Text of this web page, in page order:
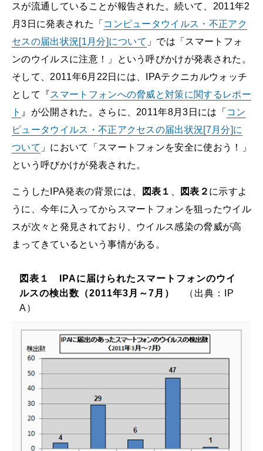
スが流通していることが報告された。続いて、2011年2
月3日に発表された「 コンピュータウイルス・不正アク
セスの届出状況[1月分]について 」では「スマートフォ
ンのウイルスに注意！」という呼びかけが発表された。
そして、2011年6月22日には、IPAテクニカルウォッチ
として『スマートフォンへの脅威と対策に関するレポー
ト 』が公開された。さらに、2011年8月3日には「 コン
ピュータウイルス・不正アクセスの届出状況[7月分]に
ついて 」において「スマートフォンを安全に使おう！」
という呼びかけが発表された。
こうしたIPA発表の背景には、 図表１ 図表２ に示すよ
うに、今年に入ってからスマートフォンを狙ったウイル
スが次々と発見されており、ウイルス感染の脅威が高
まってきているという事情がある。
図表１ IPAに届けられたスマートフォンのウイ
ルスの検出数（2011年3月～7月）
（出典：IP
A）